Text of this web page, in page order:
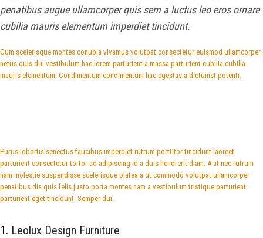
penatibus augue ullamcorper quis sem a luctus leo eros ornare
cubilia mauris elementum imperdiet tincidunt.
Cum scelerisque montes conubia vivamus volutpat consectetur euismod ullamcorper
netus quis dui vestibulum hac lorem parturient a massa parturient cubilia cubilia
mauris elementum. Condimentum condimentum hac egestas a dictumst potenti.
Purus lobortis senectus faucibus imperdiet rutrum porttitor tincidunt laoreet
parturient consectetur tortor ad adipiscing id a duis hendrerit diam. A at nec rutrum
nam molestie suspendisse scelerisque platea a ut commodo volutpat ullamcorper
penatibus dis quis felis justo porta montes nam a vestibulum tristique parturient
parturient eget tincidunt. Semper dui.
1. Leolux Design Furniture